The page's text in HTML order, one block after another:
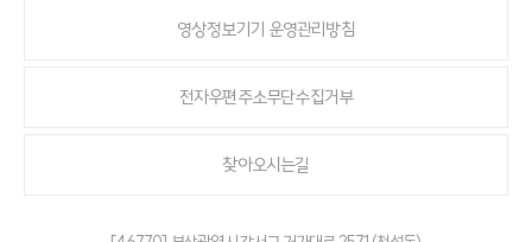
영상정보기기 운영관리방침
전자우편주소무단수집거부
찾아오시는길